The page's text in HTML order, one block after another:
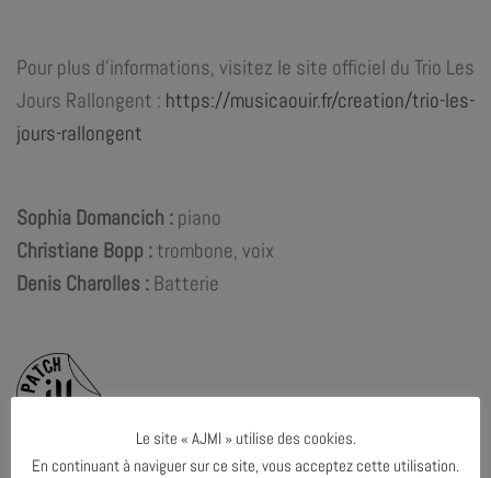
Pour plus d’informations, visitez le site officiel du Trio Les
Jours Rallongent : https://musicaouir.fr/creation/trio-les-
jours-rallongent
Sophia Domancich : piano
Christiane Bopp :trombone, voix
Denis Charolles : Batterie
Le site « AJMI » utilise des cookies.
En continuant à naviguer sur ce site, vous acceptez cette utilisation.